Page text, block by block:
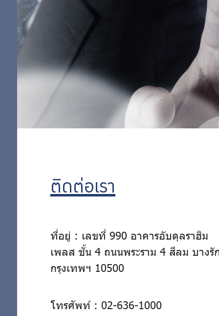
ติดต่อเรา
ที่อยู่ : เลขที่ 990 อาคารอับดุลราฮิม
เพลส ชั้น 4 ถนนพระราม 4 สีลม บางรั
กรุงเทพฯ 10500
โทรศัพท์ : 02-636-1000